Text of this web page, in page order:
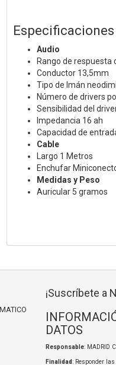
Especificaciones
Audio
Rango de respuesta
Conductor 13,5mm
Tipo de Imán
Número de drivers
Sensibilidad del
Impedancia 16 ah
Capacidad de
Cable
Largo 1 Metros
Enchufar
Medidas y Peso
Auricular 5 gramos
¡Suscríbete a
DATOS
Responsable: MADRID
Finalidad: Responder